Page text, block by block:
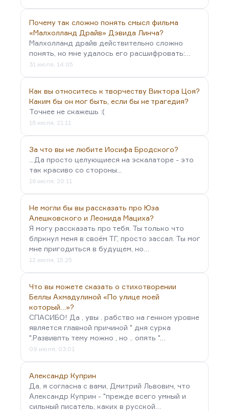
Почему так сложно понять смысл фильма
«Малхолланд Драйв» Дэвида Линча?
Малхолланд драйв действительно сложно
понять, но мне удалось его расшифровать:…
31 июля, 14:05
Как вы относитесь к творчеству Виктора Цоя?
Каким бы он мог быть, если бы не трагедия?
Точнее не скажешь :(
16 июля, 21:11
За что вы не любите Иосифа Бродского?
...Да просто целующиеся на эскалаторе - это
так красиво со стороны...
16 июля, 20:11
Не могли бы вы рассказать про Юза
Алешковского и Леонида Мациха?
Я могу рассказать про тебя. Ты только что
блркнул меня в своём ТГ, просто зассал. Ты мог
мне пригодиться в будущем, но…
12 июля, 15:25
Что вы можете сказать о стихотворении
Беллы Ахмадулиной «По улице моей
который…»?
СПАСИБО! Да , увы . рабство на генном уровне
является главной причиной " дня сурка
".Развивпть тему можно , но .. опять "…
09 июля, 03:01
Александр Куприн
Да, я согласна с вами, Дмитрий Львович, что
Александр Куприн - "прежде всего умный и
сильный писатель, каких в русской…